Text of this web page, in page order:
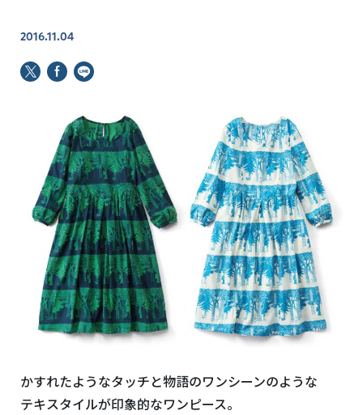
2016.11.04
かすれたようなタッチと物語のワンシーンのような
テキスタイルが印象的なワンピース。